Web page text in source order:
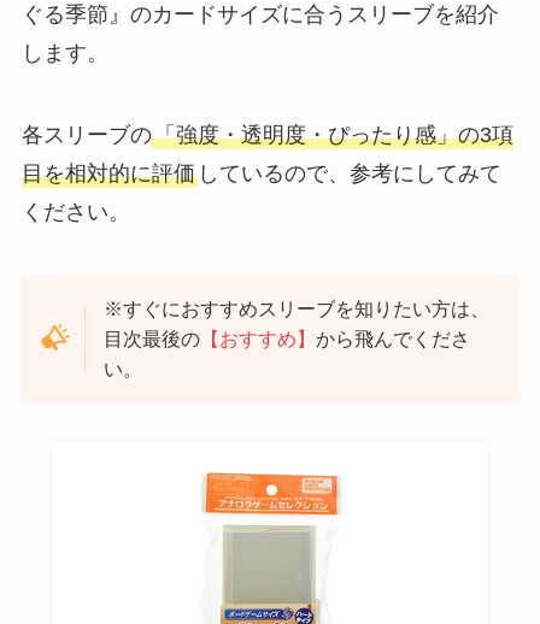
ぐる季節』のカードサイズに合うスリーブを紹介
します。
各スリーブの「強度・透明度・ぴったり感」の3項
目を相対的に評価しているので、参考にしてみて
ください。
※すぐにおすすめスリーブを知りたい方は、
目次最後の 【おすすめ】から飛んでくださ
い。